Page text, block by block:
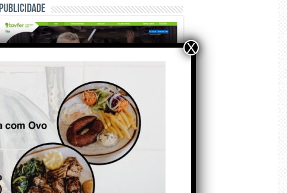
Publicidade
OPINIÃO E CRÓNICAS
Matraquilhos… Autor:
Fernando Roldão
6 de Agosto de 2026
X